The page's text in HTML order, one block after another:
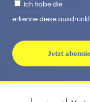
Ich habe die
erkenne diese